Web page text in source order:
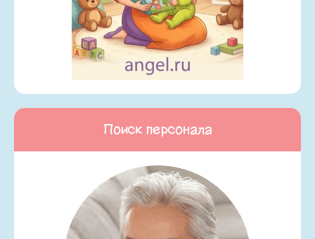
Поиск персонала